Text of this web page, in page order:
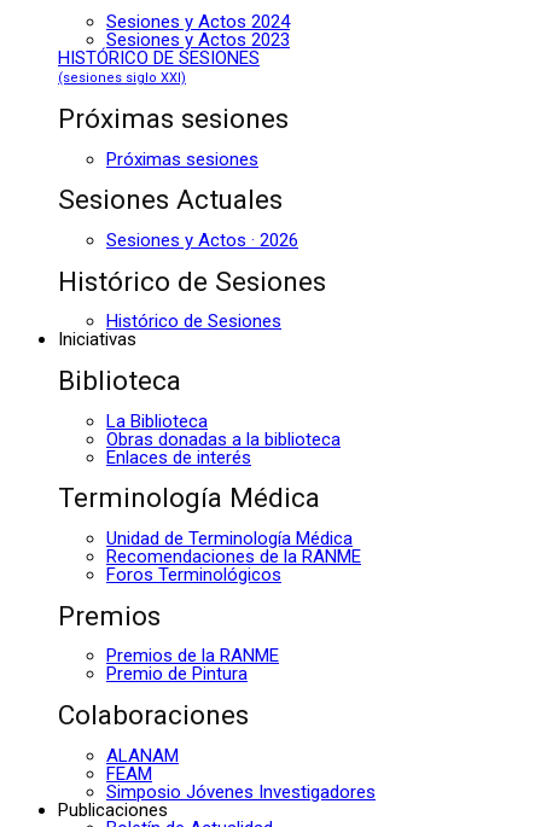
Sesiones y Actos 2024
Sesiones y Actos 2023
HISTÓRICO DE SESIONES
(sesiones siglo XXI)
Próximas sesiones
Próximas sesiones
Sesiones Actuales
Sesiones y Actos · 2026
Histórico de Sesiones
Histórico de Sesiones
Iniciativas
Biblioteca
La Biblioteca
Obras donadas a la biblioteca
Enlaces de interés
Terminología Médica
Unidad de Terminología Médica
Recomendaciones de la RANME
Foros Terminológicos
Premios
Premios de la RANME
Premio de Pintura
Colaboraciones
ALANAM
FEAM
Simposio Jóvenes Investigadores
Publicaciones